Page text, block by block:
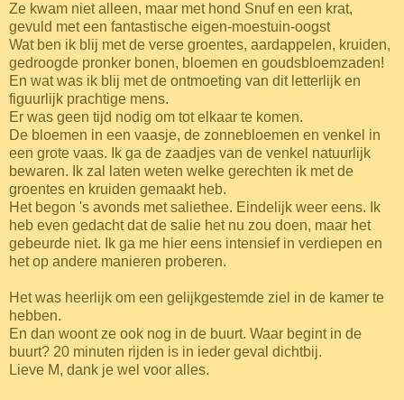
Ze kwam niet alleen, maar met hond Snuf en een krat,
gevuld met een fantastische eigen-moestuin-oogst
Wat ben ik blij met de verse groentes, aardappelen, kruiden,
gedroogde pronker bonen, bloemen en goudsbloemzaden!
En wat was ik blij met de ontmoeting van dit letterlijk en
figuurlijk prachtige mens.
Er was geen tijd nodig om tot elkaar te komen.
De bloemen in een vaasje, de zonnebloemen en venkel in
een grote vaas. Ik ga de zaadjes van de venkel natuurlijk
bewaren. Ik zal laten weten welke gerechten ik met de
groentes en kruiden gemaakt heb.
Het begon 's avonds met saliethee. Eindelijk weer eens. Ik
heb even gedacht dat de salie het nu zou doen, maar het
gebeurde niet. Ik ga me hier eens intensief in verdiepen en
het op andere manieren proberen.
Het was heerlijk om een gelijkgestemde ziel in de kamer te
hebben.
En dan woont ze ook nog in de buurt. Waar begint in de
buurt? 20 minuten rijden is in ieder geval dichtbij.
Lieve M, dank je wel voor alles.